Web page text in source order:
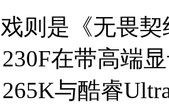
则是《无畏
在带高端
与酷睿